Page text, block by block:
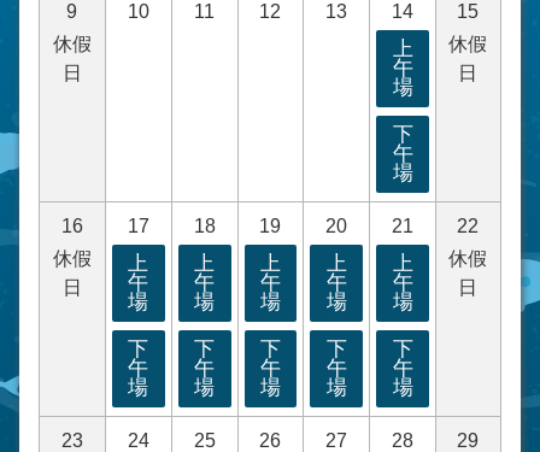
9
休假
日
10 11 12 13 14
上
午
場
下
午
場
15
休假
日
16
休假
日
17
上
午
場
下
午
場
18
上
午
場
下
午
場
19
上
午
場
下
午
場
20
上
午
場
下
午
場
21
上
午
場
下
午
場
22
休假
日
23
24 25 26 27 28
29